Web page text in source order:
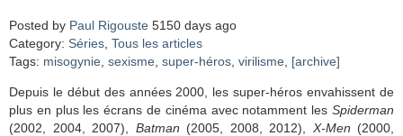
Posted by Paul Rigouste 5150 days ago
Category: Séries Tous les articles
Tags: misogynie sexisme super-héros virilisme [archive]
Depuis le début des années 2000, les super-héros envahissent de
plus en plus les écrans de cinéma avec notamment les Spiderman
(2002, 2004, 2007), Batman (2005, 2008, 2012), X-Men (2000,